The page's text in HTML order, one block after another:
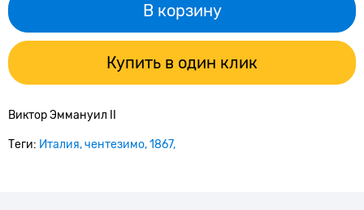
В корзину
Купить в один клик
Виктор Эммануил II
Теги: Италия чентезимо 1867